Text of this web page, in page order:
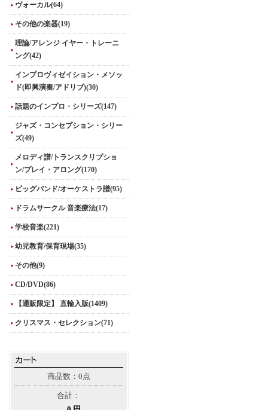
ヴォーカル(64)
その他の楽器(19)
理論/アレンジ イヤー・トレーニ
ング(42)
インプロヴィゼイション・メソッ
ド(即興演奏/アドリブ)(30)
話題のインプロ・シリーズ(147)
ジャズ・コンセプション・シリー
ズ(49)
メロディ譜/トランスクリプショ
ン/プレイ・アロング(170)
ビッグバンド/オーケストラ譜(95)
ドラムサークル 音楽療法(17)
学校音楽(221)
幼児教育/保育現場(35)
その他(9)
CD/DVD(86)
【通販限定】 直輸入版(1409)
クリスマス・セレクション(71)
商品数：0点
合計：